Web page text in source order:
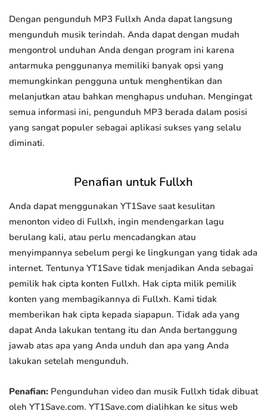
Dengan pengunduh MP3 Fullxh Anda dapat langsung
mengunduh musik terindah. Anda dapat dengan mudah
mengontrol unduhan Anda dengan program ini karena
antarmuka penggunanya memiliki banyak opsi yang
memungkinkan pengguna untuk menghentikan dan
melanjutkan atau bahkan menghapus unduhan. Mengingat
semua informasi ini, pengunduh MP3 berada dalam posisi
yang sangat populer sebagai aplikasi sukses yang selalu
diminati.
Penafian untuk Fullxh
Anda dapat menggunakan YT1Save saat kesulitan
menonton video di Fullxh, ingin mendengarkan lagu
berulang kali, atau perlu mencadangkan atau
menyimpannya sebelum pergi ke lingkungan yang tidak ada
internet. Tentunya YT1Save tidak menjadikan Anda sebagai
pemilik hak cipta konten Fullxh. Hak cipta milik pemilik
konten yang membagikannya di Fullxh. Kami tidak
memberikan hak cipta kepada siapapun. Tidak ada yang
dapat Anda lakukan tentang itu dan Anda bertanggung
jawab atas apa yang Anda unduh dan apa yang Anda
lakukan setelah mengunduh.
Penafian: Pengunduhan video dan musik Fullxh tidak dibuat
oleh YT1Save.com. YT1Save.com dialihkan ke situs web